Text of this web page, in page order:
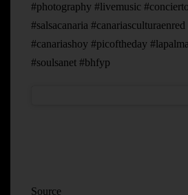
#photography #livemusic
#salsacanaria
#canariashoy #picoftheday
#soulsanet #bhfyp
Source